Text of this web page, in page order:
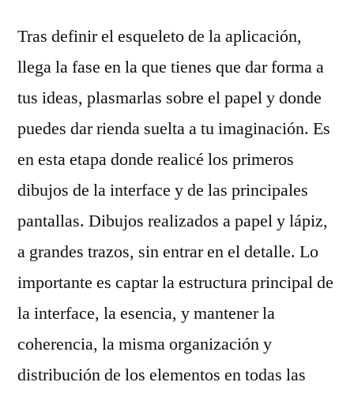
Tras definir el esqueleto de la aplicación,
llega la fase en la que tienes que dar forma a
tus ideas, plasmarlas sobre el papel y donde
puedes dar rienda suelta a tu imaginación. Es
en esta etapa donde realicé los primeros
dibujos de la interface y de las principales
pantallas. Dibujos realizados a papel y lápiz,
a grandes trazos, sin entrar en el detalle. Lo
importante es captar la estructura principal de
la interface, la esencia, y mantener la
coherencia, la misma organización y
distribución de los elementos en todas las